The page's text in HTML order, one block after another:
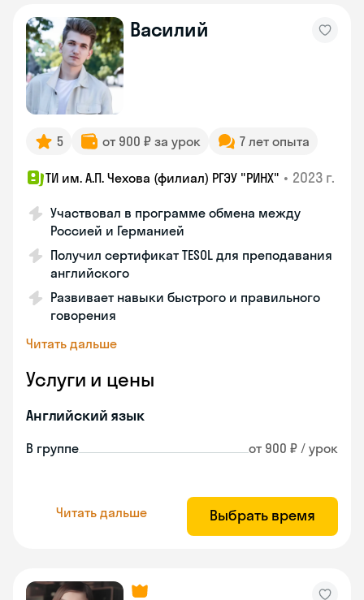
Василий
5 от 900 ₽ за урок 7 лет опыта
ТИ им. А.П. Чехова (филиал) РГЭУ "РИНХ" • 2023 г.
Участвовал в программе обмена между
Россией и Германией
Получил сертификат TESOL для преподавания
английского
Развивает навыки быстрого и правильного
говорения
Читать дальше
Услуги и цены
Английский язык
В группе от 900 ₽ / урок
Читать дальше Выбрать время